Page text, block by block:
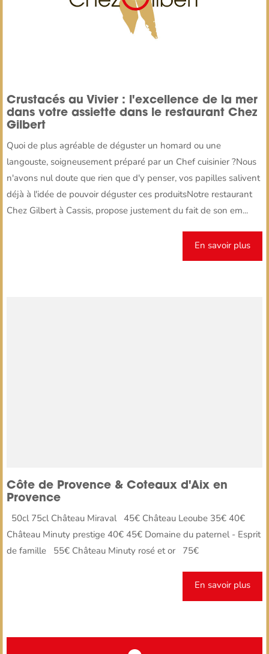
Crustacés au Vivier : l'excellence de la mer
dans votre assiette dans le restaurant Chez
Gilbert
Quoi de plus agréable de déguster un homard ou une
langouste, soigneusement préparé par un Chef cuisinier ?Nous
n'avons nul doute que rien que d'y penser, vos papilles salivent
déjà à l'idée de pouvoir déguster ces produitsNotre restaurant
Chez Gilbert à Cassis, propose justement du fait de son em...
En savoir plus
Côte de Provence & Coteaux d'Aix en
Provence
50cl 75cl Château Miraval 45€ Château Leoube 35€ 40€
Château Minuty prestige 40€ 45€ Domaine du paternel - Esprit
de famille 55€ Château Minuty rosé et or 75€
En savoir plus